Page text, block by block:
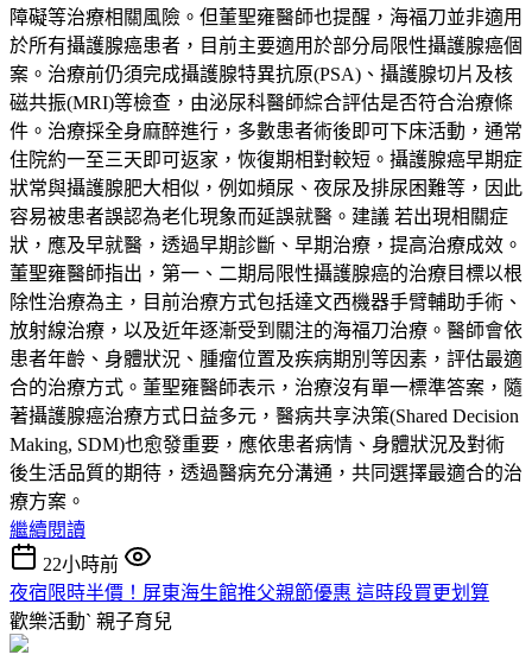
障礙等治療相關風險。但董聖雍醫師也提醒，海福刀並非適用
於所有攝護腺癌患者，目前主要適用於部分局限性攝護腺癌個
案。治療前仍須完成攝護腺特異抗原(PSA)、攝護腺切片及核
磁共振(MRI)等檢查，由泌尿科醫師綜合評估是否符合治療條
件。治療採全身麻醉進行，多數患者術後即可下床活動，通常
住院約一至三天即可返家，恢復期相對較短。攝護腺癌早期症
狀常與攝護腺肥大相似，例如頻尿、夜尿及排尿困難等，因此
容易被患者誤認為老化現象而延誤就醫。建議 若出現相關症
狀，應及早就醫，透過早期診斷、早期治療，提高治療成效。
董聖雍醫師指出，第一、二期局限性攝護腺癌的治療目標以根
除性治療為主，目前治療方式包括達文西機器手臂輔助手術、
放射線治療，以及近年逐漸受到關注的海福刀治療。醫師會依
患者年齡、身體狀況、腫瘤位置及疾病期別等因素，評估最適
合的治療方式。董聖雍醫師表示，治療沒有單一標準答案，隨
著攝護腺癌治療方式日益多元，醫病共享決策(Shared Decision
Making, SDM)也愈發重要，應依患者病情、身體狀況及對術
後生活品質的期待，透過醫病充分溝通，共同選擇最適合的治
療方案。
繼續閱讀
22小時前
夜宿限時半價！屏東海生館推父親節優惠 這時段買更划算
歡樂活動ˋ 親子育兒